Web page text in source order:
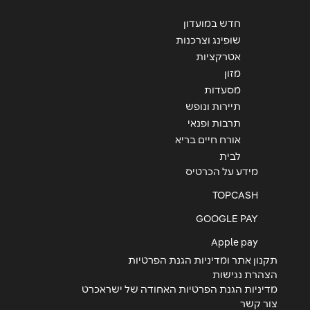
חדש במועדון
שופינג וצרכנות
אטרקציות
מזון
מסעדות
תיירות ונופש
תרבות ופנאי
אורח חיים בריא
לבית
מידע על הכרטיס
TOPCASH
GOOGLE PAY
Apple pay
תקנון אתר ומדיניות הגנת הפרטיות
הצהרת נגישות
מדיניות הגנת הפרטיות האחודה של ישראכרט
צור קשר